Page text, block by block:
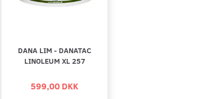
DANA LIM - DANATAC
LINOLEUM XL 257
599,00 DKK